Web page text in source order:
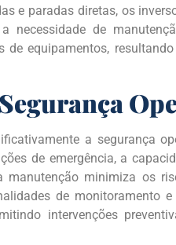
e paradas diretas, os
necessidade de
de equipamentos,
a segurança
de emergência, a
manutenção minimiza os
de monitoramento
intervenções